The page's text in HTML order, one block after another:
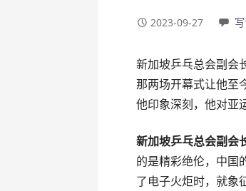
2023-09-27
新加坡乒乓总会副会
那两场开幕式让他至
他印象深刻，他对亚
新加坡乒乓总会副会
的是精彩绝伦，中国
了电子火炬时，就象